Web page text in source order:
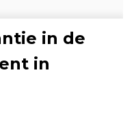
in de
in